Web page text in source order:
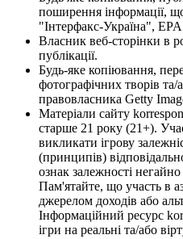
поширення інформації,
"Інтерфакс-Україна",
Власник веб-сторінки в
публікації.
Будь-яке копіювання,
фотографічних творів та/
правовласника Getty
Матеріали сайту
старше 21 року (21+).
викликати ігрову
(принципів)
ознак залежності негайно
Пам'ятайте, що участь в
джерелом доходів або
Інформаційний ресурс
ігри на реальні та/або